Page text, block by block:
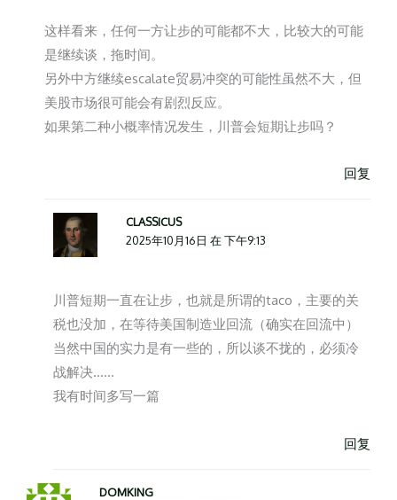
这样看来，任何一方让步的可能都不大，比较大的可能
是继续谈，拖时间。
另外中方继续escalate贸易冲突的可能性虽然不大，但
美股市场很可能会有剧烈反应。
如果第二种小概率情况发生，川普会短期让步吗？
回复
CLASSICUS
2025年10月16日 在 下午9:13
川普短期一直在让步，也就是所谓的taco，主要的关
税也没加，在等待美国制造业回流（确实在回流中）
当然中国的实力是有一些的，所以谈不拢的，必须冷
战解决……
我有时间多写一篇
回复
DOMKING